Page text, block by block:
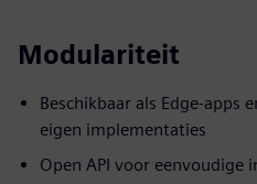
Modulariteit
Beschikbaar als Edge-apps
eigen implementaties
Open API voor eenvoudige